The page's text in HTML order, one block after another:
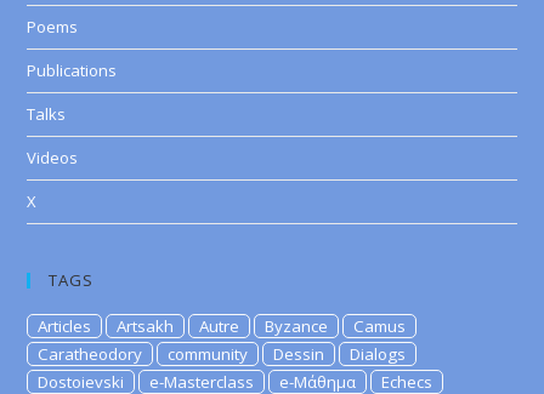
Poems
Publications
Talks
Videos
X
TAGS
Articles Artsakh Autre Byzance
Camus
Caratheodory
community Dessin
Dialogs
Dostoievski
e-Masterclass e-Μάθημα
Echecs